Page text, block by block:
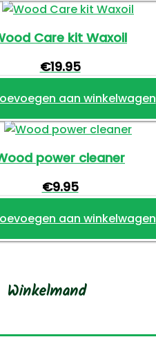
Care kit Waxoil
€19.95
aan winkelwagen
power cleaner
€9.95
aan winkelwagen
Winkelmand